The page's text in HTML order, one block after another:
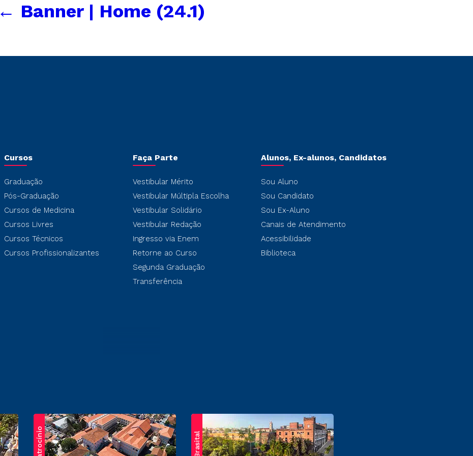
← Banner | Home (24.1)
Cursos
Graduação
Pós-Graduação
Cursos de Medicina
Cursos Livres
Cursos Técnicos
Cursos Profissionalizantes
Faça Parte
Vestibular Mérito
Vestibular Múltipla Escolha
Vestibular Solidário
Vestibular Redação
Ingresso via Enem
Retorne ao Curso
Segunda Graduação
Transferência
Alunos, Ex-alunos, Candidatos
Sou Aluno
Sou Candidato
Sou Ex-Aluno
Canais de Atendimento
Acessibilidade
Biblioteca
Patrocínio Brasital